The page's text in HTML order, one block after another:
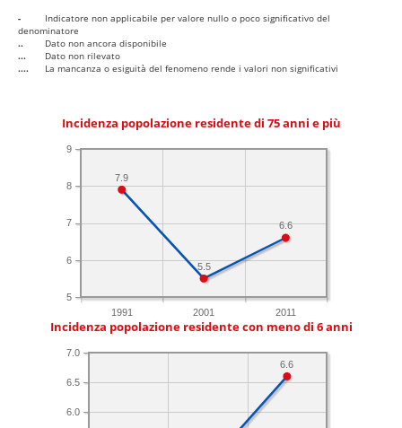
-
Indicatore non applicabile per valore nullo o poco significativo del
denominatore
..
Dato non ancora disponibile
...
Dato non rilevato
....
La mancanza o esiguità del fenomeno rende i valori non significativi
Incidenza popolazione residente di 75 anni e più
1991 2001 2011
5
6
7
8
9
6.6
5.5
7.9
Incidenza popolazione residente con meno di 6 anni
6.0
6.5
7.0
6.6